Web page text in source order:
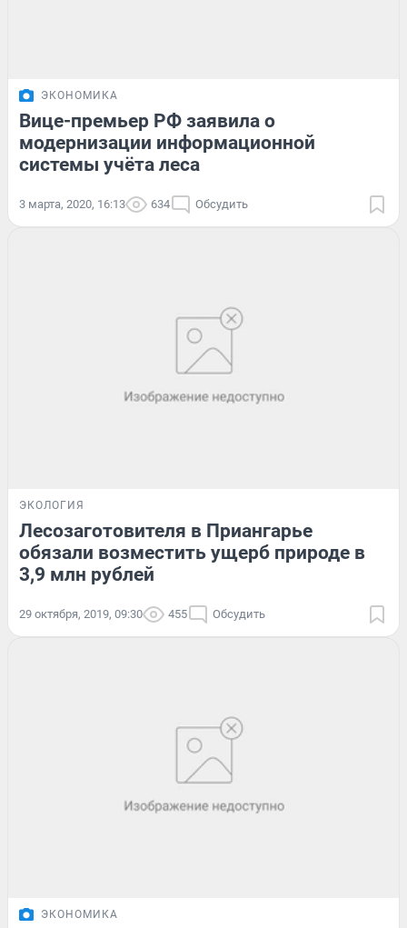
ЭКОНОМИКА
Вице-премьер РФ заявила о
модернизации информационной
системы учёта леса
3 марта, 2020, 16:13 634 Обсудить
ЭКОЛОГИЯ
Лесозаготовителя в Приангарье
обязали возместить ущерб природе в
3,9 млн рублей
29 октября, 2019, 09:30 455 Обсудить
ЭКОНОМИКА